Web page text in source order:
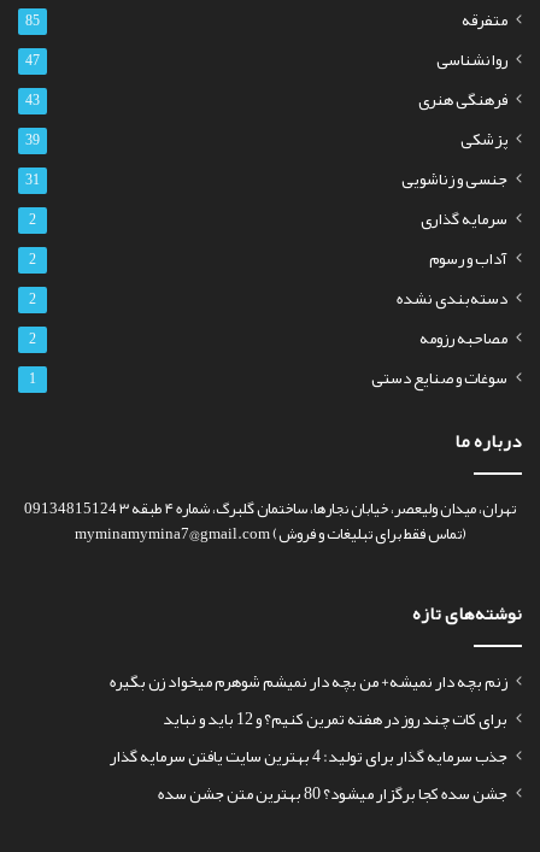
متفرقه 85
روانشناسی 47
فرهنگی هنری 43
پزشکی 39
جنسی و زناشویی 31
سرمایه گذاری 2
آداب و رسوم 2
دسته‌بندی نشده 2
مصاحبه رزومه 2
سوغات و صنایع دستی 1
درباره ما
تهران، میدان ولیعصر، خیابان نجارها، ساختمان گلبرگ، شماره ۴ طبقه ۳ 09134815124
(تماس فقط برای تبلیغات و فروش) myminamymina7@gmail.com
نوشته‌های تازه
زنم بچه دار نمیشه+ من بچه دار نمیشم شوهرم میخواد زن بگیره
برای کات چند روز در هفته تمرین کنیم؟ و 12 باید و نباید
جذب سرمایه گذار برای تولید: 4 بهترین سایت یافتن سرمایه گذار
جشن سده کجا برگزار میشود؟ 80 بهترین متن جشن سده